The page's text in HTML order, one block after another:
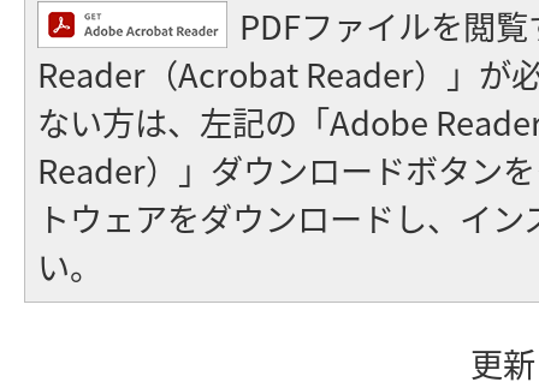
PDFファイルを閲
Reader（Acrobat Reader）」が
ない方は、左記の「Adobe
Reader）」ダウンロードボタン
トウェアをダウンロードし、イ
い。
更